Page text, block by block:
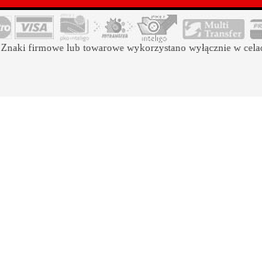
Znaki firmowe lub towarowe wykorzystano wyłącznie w